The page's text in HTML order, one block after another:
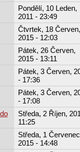
Pondělí, 10 Leden,
2011 - 23:49
Čtvrtek, 18 Červen,
2015 - 12:03
Pátek, 26 Červen,
2015 - 13:11
Pátek, 3 Červen,
- 17:36
Pátek, 3 Červen,
- 17:08
Středa, 2 Říjen,
11:25
Středa, 1
2015 - 14:48